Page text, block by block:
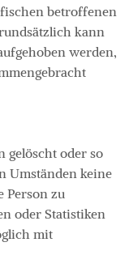
betroffenen
kann
werden,
gelöscht oder so
Umständen keine
Person zu
oder Statistiken
mit